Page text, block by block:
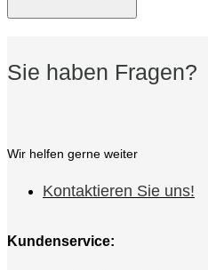
Sie haben Fragen?
Wir helfen gerne weiter
Kontaktieren Sie uns!
Kundenservice: